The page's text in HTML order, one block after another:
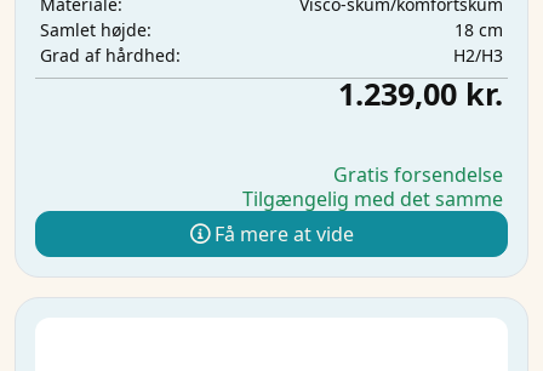
Samlet højde:
18 cm
Grad af hårdhed:
H2/H3
1.239,00 kr.
Gratis forsendelse
Tilgængelig med det samme
Få mere at vide